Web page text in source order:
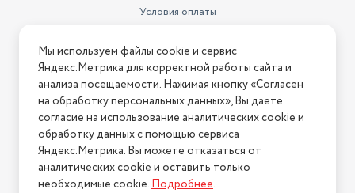
Условия оплаты
Условия возврата
Нашли ошибку на сайте? Напишите нам
2026 © Интернет-магазин "АстМаркет". У нас есть всё!
Политика конфиденциальности
Мы используем файлы cookie и сервис
Яндекс.Метрика для корректной работы сайта и
анализа посещаемости. Нажимая кнопку «Согласен
на обработку персональных данных», Вы даете
согласие на использование аналитических cookie и
обработку данных с помощью сервиса
Яндекс.Метрика. Вы можете отказаться от
аналитических cookie и оставить только
необходимые cookie.Подробнее.